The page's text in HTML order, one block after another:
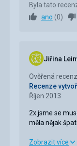
Ubytování
Cena
Pláž
Možnost
Byla tato
ano (0)
Jiřina
Ověřená
Recenze
Říjen 2013
2x jsme se
měla nějak
sednout. Pláž u
2x jsme se
Zobrazit více